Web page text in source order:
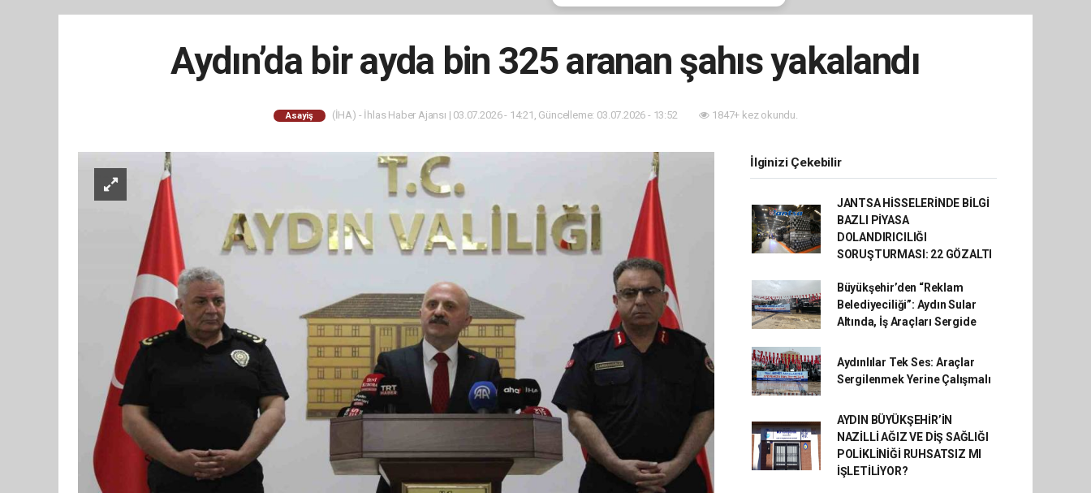
HİZMETİ
Aydın’da bir ayda bin 325 aranan şahıs yakalandı
Asayiş (İHA) - İhlas Haber Ajansı | 03.07.2026 - 14:21, Güncelleme: 03.07.2026 - 13:52 1847+ kez okundu.
İlginizi Çekebilir
JANTSA HİSSELERİNDE BİLGİ
BAZLI PİYASA
DOLANDIRICILIĞI
SORUŞTURMASI: 22 GÖZALTI
Büyükşehir’den “Reklam
Belediyeciliği”: Aydın Sular
Altında, İş Araçları Sergide
Aydınlılar Tek Ses: Araçlar
Sergilenmek Yerine Çalışmalı
AYDIN BÜYÜKŞEHİR’İN
NAZİLLİ AĞIZ VE DİŞ SAĞLIĞI
POLİKLİNİĞİ RUHSATSIZ MI
İŞLETİLİYOR?